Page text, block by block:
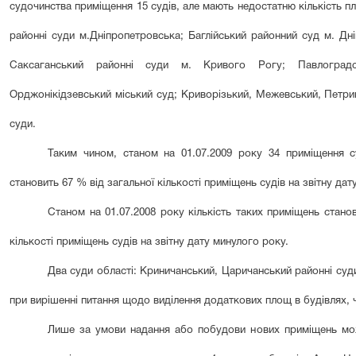
судочинства приміщення 15 судів, але мають недостатню кількість
районні суди м.Дніпропетровська; Баглійський районний суд м.
Саксаганський районні суди м. Кривого Рогу;
Орджонікідзевський міський суд; Криворізький, Межевський,
суди.
Таким чином, станом на 01.07.2009 року 34 приміщення
становить 67 % від загальної кількості приміщень судів на звітну
Станом на 01.07.2008 року кількість таких приміщень
кількості приміщень судів на звітну дату минулого року.
Два суди області: Криничанський, Царичанський районні
при вирішенні питання щодо виділення додаткових площ в будівлях,
Лише за умови надання або побудови нових приміщень